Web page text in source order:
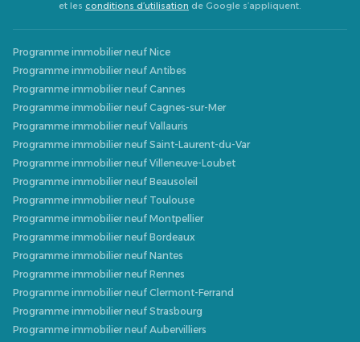
et les conditions d’utilisation de Google s’appliquent.
Programme immobilier neuf Nice
Programme immobilier neuf Antibes
Programme immobilier neuf Cannes
Programme immobilier neuf Cagnes-sur-Mer
Programme immobilier neuf Vallauris
Programme immobilier neuf Saint-Laurent-du-Var
Programme immobilier neuf Villeneuve-Loubet
Programme immobilier neuf Beausoleil
Programme immobilier neuf Toulouse
Programme immobilier neuf Montpellier
Programme immobilier neuf Bordeaux
Programme immobilier neuf Nantes
Programme immobilier neuf Rennes
Programme immobilier neuf Clermont-Ferrand
Programme immobilier neuf Strasbourg
Programme immobilier neuf Aubervilliers